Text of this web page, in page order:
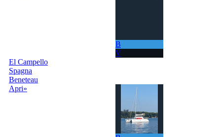
B
V
El Campello
Spagna
Beneteau
Apri»